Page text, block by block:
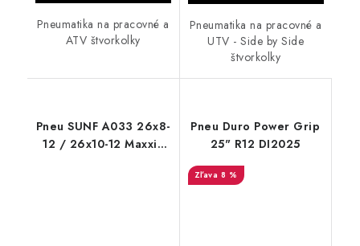
Pneumatika na pracovné a
ATV štvorkolky
Pneumatika na pracovné a
UTV - Side by Side
štvorkolky
Pneu SUNF A033 26x8-
12 / 26x10-12 Maxxis
Pneu Duro Power Grip
25" R12 DI2025
8 %